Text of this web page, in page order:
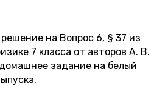
на Вопрос 6, § 37 из
7 класса от авторов А. В.
задание на белый